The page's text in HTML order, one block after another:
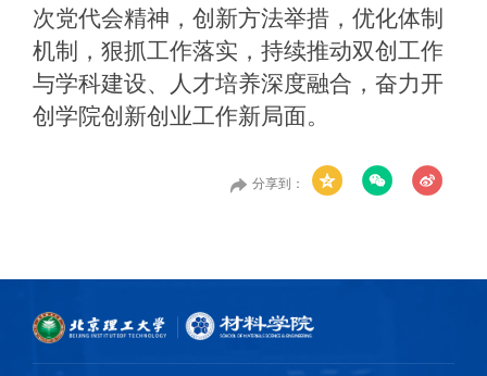
次党代会精神，创新方法举措，优化体制
机制，狠抓工作落实，持续推动双创工作
与学科建设、人才培养深度融合，奋力开
创学院创新创业工作新局面。
分享到：